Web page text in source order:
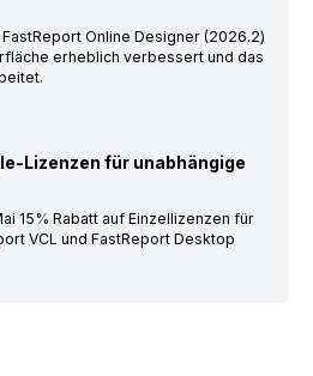
Online Designer (2026.2)
erheblich verbessert und das
Lizenzen für unabhängige
15% Rabatt auf Einzellizenzen für
VCL und FastReport Desktop